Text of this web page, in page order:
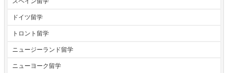
ドイツ留学
トロント留学
ニュージーランド留学
ニューヨーク留学